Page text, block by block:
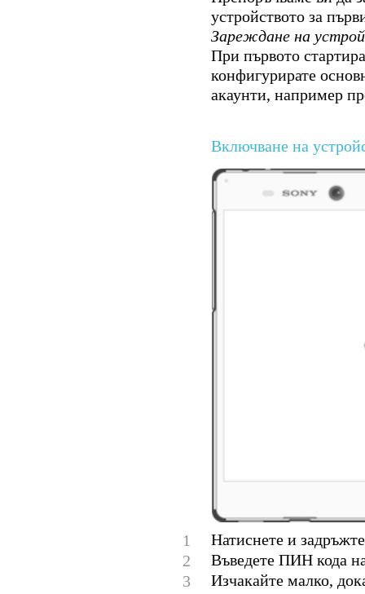
устройството за
Зареждане на
При първото
конфигурирате
акаунти, например
Включване на
1
Натиснете и
2
Въведете ПИН кода
3
Изчакайте малко,